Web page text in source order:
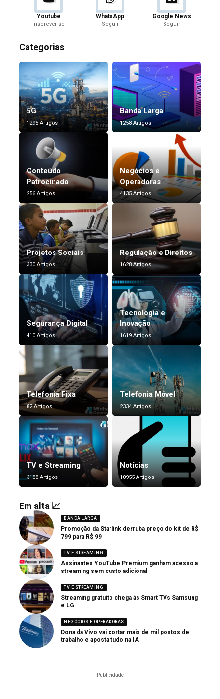
Youtube
Inscrever-se
WhatsApp
Seguir
Google News
Seguir
Categorias
5G
1295 Artigos
Banda Larga
1258 Artigos
Conteúdo
Patrocinado
256 Artigos
Negócios e
Operadoras
4135 Artigos
Projetos Sociais
330 Artigos
Regulação e Direitos
1628 Artigos
Segurança Digital
410 Artigos
Tecnologia e
Inovação
1619 Artigos
Telefonia Fixa
82 Artigos
Telefonia Móvel
2334 Artigos
TV e Streaming
3188 Artigos
Notícias
10955 Artigos
Em alta 📈
BANDA LARGA
Promoção da Starlink derruba preço do kit de R$
799 para R$ 99
TV E STREAMING
Assinantes YouTube Premium ganham acesso a
streaming sem custo adicional
TV E STREAMING
Streaming gratuito chega às Smart TVs Samsung
e LG
NEGÓCIOS E OPERADORAS
Dona da Vivo vai cortar mais de mil postos de
trabalho e aposta tudo na IA
- Publicidade -